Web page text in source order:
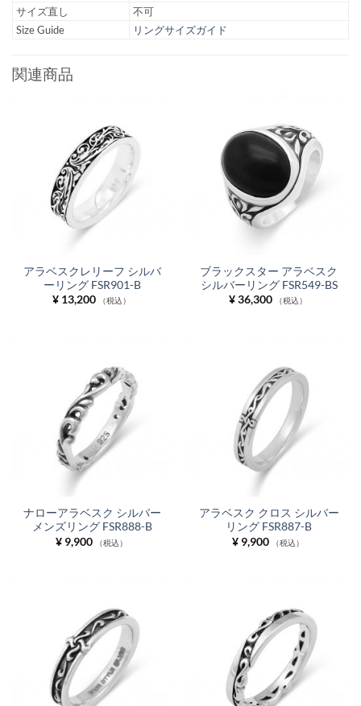
サイズ直し
不可
Size Guide
リングサイズガイド
関連商品
アラベスクレリーフ シルバ
ーリング FSR901-B
¥13,200 （税込）
ブラックスター アラベスク
シルバーリング FSR549-BS
¥36,300 （税込）
ナローアラベスク シルバー
メンズリング FSR888-B
¥9,900 （税込）
アラベスク クロス シルバー
リング FSR887-B
¥9,900 （税込）